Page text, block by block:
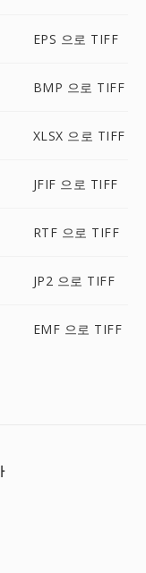
EPS 으로 TIFF
BMP 으로 TIFF
XLSX 으로 TIFF
JFIF 으로 TIFF
RTF 으로 TIFF
JP2 으로 TIFF
EMF 으로 TIFF